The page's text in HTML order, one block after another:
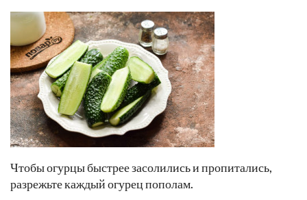
Чтобы огурцы быстрее засолились и пропитались,
разрежьте каждый огурец пополам.